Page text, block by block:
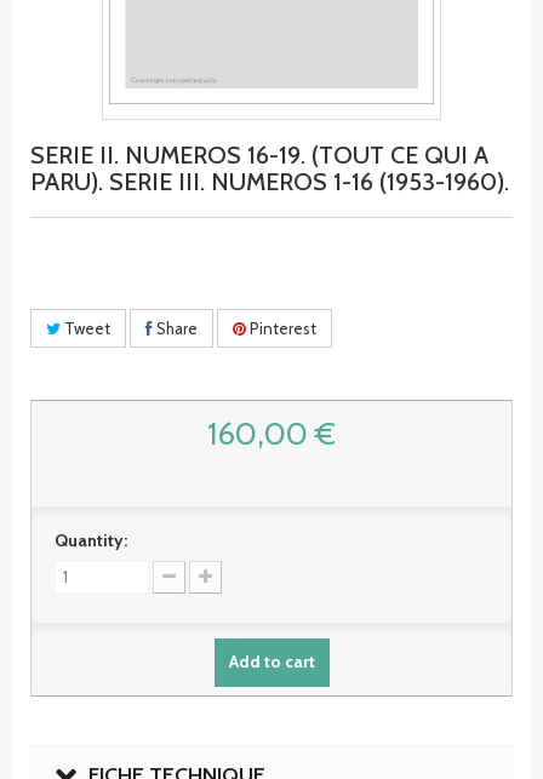
SERIE II. NUMEROS 16-19. (TOUT CE QUI A
PARU). SERIE III. NUMEROS 1-16 (1953-1960).
Tweet Share Pinterest
160,00 €
Quantity:
Add to cart